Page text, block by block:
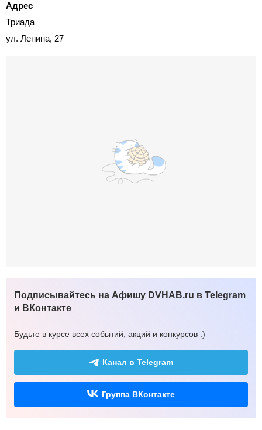
Адрес
Триада
ул. Ленина, 27
Подписывайтесь на Афишу DVHAB.ru в Telegram
и ВКонтакте
Будьте в курсе всех событий, акций и конкурсов :)
Канал в Telegram
Группа ВКонтакте